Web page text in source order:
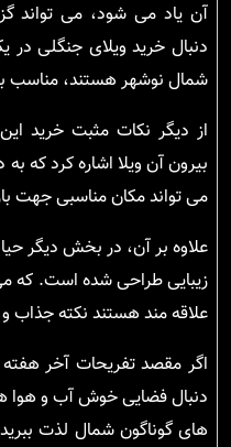
آن یاد می شود، می تواند
دنبال خرید ویلای جنگلی
شمال نوشهر هستند، مناسب
از دیگر نکات مثبت خرید
بیرون آن ویلا اشاره کرد که
می تواند مکان مناسبی جهت
علاوه بر آن، در بخش دیگر
زیبایی طراحی شده است. که می
علاقه مند هستند نکته جذاب
اگر مقصد تفریحات آخر
دنبال فضایی خوش آب و هوا
های گوناگون شمال لذت